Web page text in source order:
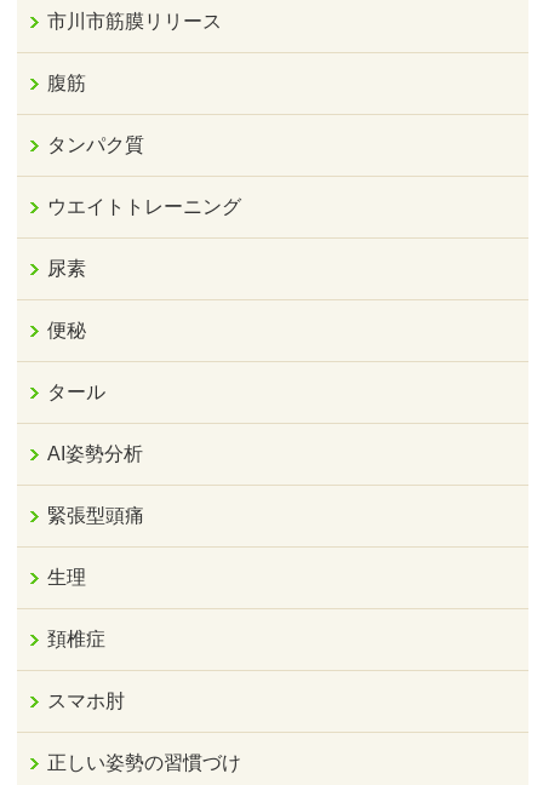
市川市筋膜リリース
腹筋
タンパク質
ウエイトトレーニング
尿素
便秘
タール
AI姿勢分析
緊張型頭痛
生理
頚椎症
スマホ肘
正しい姿勢の習慣づけ